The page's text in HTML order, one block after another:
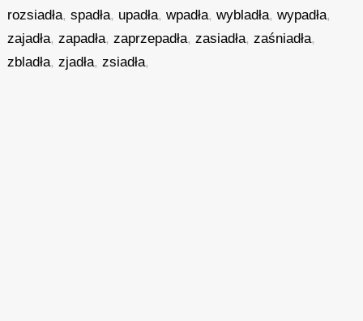
rozsiadła,spadła, upadła,wpadła,wybladła,wypadła,
zajadła,zapadła,zaprzepadła,zasiadła,zaśniadła,
zbladła,zjadła,zsiadła,